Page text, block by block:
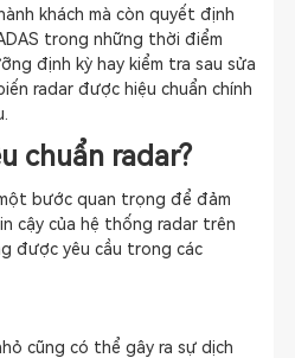
khách mà còn quyết định
trong những thời điểm
định kỳ hay kiểm tra sau sửa
radar được hiệu chuẩn chính
chuẩn radar?
bước quan trọng để đảm
cậy của hệ thống radar trên
được yêu cầu trong các
cũng có thể gây ra sự dịch